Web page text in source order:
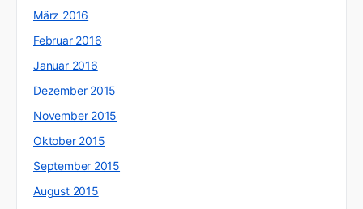
März 2016
Februar 2016
Januar 2016
Dezember 2015
November 2015
Oktober 2015
September 2015
August 2015